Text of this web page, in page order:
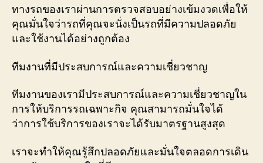
ทางรถของเราผ่านการตรวจสอบอย่างเข้มงวดเพื่อให้
คุณมั่นใจว่ารถที่คุณจะนั่งเป็นรถที่มีความปลอดภัย
และใช้งานได้อย่างถูกต้อง
ทีมงานที่มีประสบการณ์และความเชี่ยวชาญ
ทีมงานของเรามีประสบการณ์และความเชี่ยวชาญใน
การให้บริการรถเฉพาะกิจ คุณสามารถมั่นใจได้
ว่าการใช้บริการของเราจะได้รับมาตรฐานสูงสุด
เราจะทำให้คุณรู้สึกปลอดภัยและมั่นใจตลอดการเดิน